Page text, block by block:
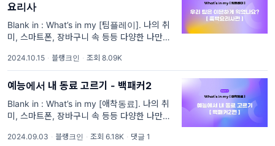
#홈화면 (4)
#KPI (4)
#결제시스템 (4)
#성과지표관리 (4)
#결제 (4)
요리사
Blank in : What’s in my [팀플레이]. 나의 취
미, 스마트폰, 장바구니 속 등등 다양한 나만의
상 속 소소한 재미와 그 이유를 찾아 전해드릴
게요. 사연 신청, 주제 신청은 하
2024.10.15 · 블랭크인 · 조회 8.09K
예능에서 내 동료 고르기 - 백패커2
Blank in : What’s in my [애착동료]. 나의 취
미, 스마트폰, 장바구니 속 등등 다양한 나만의
상 속 소소한 재미와 그 이유를 찾아 전해드릴
2024.09.03 · 블랭크인 · 조회 6.18K · 댓글 1